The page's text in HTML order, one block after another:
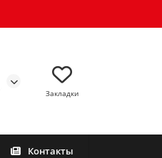
Закладки
Контакты